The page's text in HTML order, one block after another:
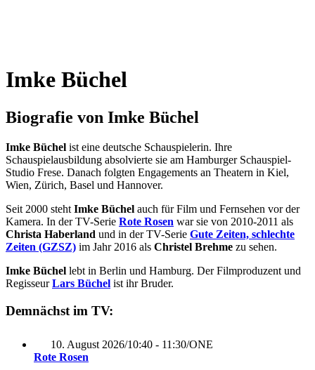
Imke Büchel
Biografie von Imke Büchel
Imke Büchel ist eine deutsche Schauspielerin. Ihre
Schauspielausbildung absolvierte sie am Hamburger Schauspiel-
Studio Frese. Danach folgten Engagements an Theatern in Kiel,
Wien, Zürich, Basel und Hannover.
Seit 2000 steht Imke Büchel auch für Film und Fernsehen vor der
Kamera. In der TV-Serie Rote Rosen war sie von 2010-2011 als
Christa Haberland und in der TV-Serie Gute Zeiten, schlechte
Zeiten (GZSZ) im Jahr 2016 als Christel Brehme zu sehen.
Imke Büchel lebt in Berlin und Hamburg. Der Filmproduzent und
RegisseurLars Büchel ist ihr Bruder.
Demnächst im TV:
10. August 2026/10:40 - 11:30/ONE
Rote Rosen